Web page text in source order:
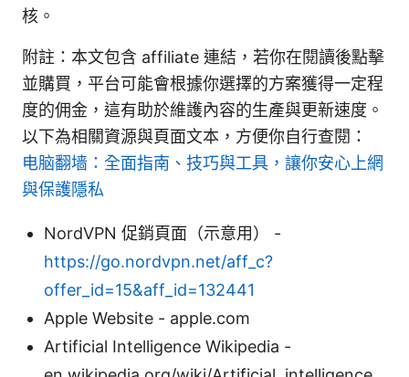
核。
附註：本文包含 affiliate 連結，若你在閱讀後點擊
並購買，平台可能會根據你選擇的方案獲得一定程
度的佣金，這有助於維護內容的生產與更新速度。
以下為相關資源與頁面文本，方便你自行查閱：
电脑翻墙：全面指南、技巧與工具，讓你安心上網
與保護隱私
NordVPN 促銷頁面（示意用） -
https://go.nordvpn.net/aff_c?
offer_id=15&aff_id=132441
Apple Website - apple.com
Artificial Intelligence Wikipedia -